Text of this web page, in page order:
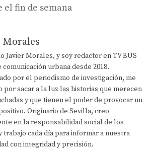
el fin de semana
Morales
Javier Morales, y soy redactor en TV BUS
comunicación urbana desde 2018.
por el periodismo de investigación, me
por sacar a la luz las historias que merecen
y que tienen el poder de provocar un
Originario de Sevilla, creo
en la responsabilidad social de los
trabajo cada día para informar a nuestra
con integridad y precisión.